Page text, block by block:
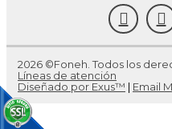
2026 ©Foneh. Todos los
Líneas de atención
Diseñado por Exus™ | Email